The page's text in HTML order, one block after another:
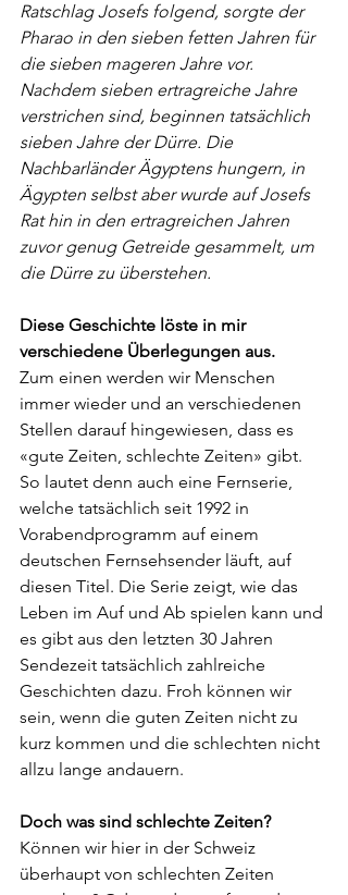
Ratschlag Josefs folgend, sorgte der
Pharao in den sieben fetten Jahren für
die sieben mageren Jahre vor.
Nachdem sieben ertragreiche Jahre
verstrichen sind, beginnen tatsächlich
sieben Jahre der Dürre. Die
Nachbarländer Ägyptens hungern, in
Ägypten selbst aber wurde auf Josefs
Rat hin in den ertragreichen Jahren
zuvor genug Getreide gesammelt, um
die Dürre zu überstehen.
Diese Geschichte löste in mir
verschiedene Überlegungen aus.
Zum einen werden wir Menschen
immer wieder und an verschiedenen
Stellen darauf hingewiesen, dass es
«gute Zeiten, schlechte Zeiten» gibt.
So lautet denn auch eine Fernserie,
welche tatsächlich seit 1992 in
Vorabendprogramm auf einem
deutschen Fernsehsender läuft, auf
diesen Titel. Die Serie zeigt, wie das
Leben im Auf und Ab spielen kann und
es gibt aus den letzten 30 Jahren
Sendezeit tatsächlich zahlreiche
Geschichten dazu. Froh können wir
sein, wenn die guten Zeiten nicht zu
kurz kommen und die schlechten nicht
allzu lange andauern.
Doch was sind schlechte Zeiten?
Können wir hier in der Schweiz
überhaupt von schlechten Zeiten